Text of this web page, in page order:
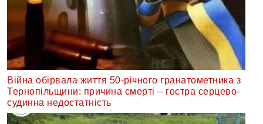
Війна обірвала життя 50-річного гранатометника з
Тернопільщини: причина смерті – гостра серцево-
судинна недостатність